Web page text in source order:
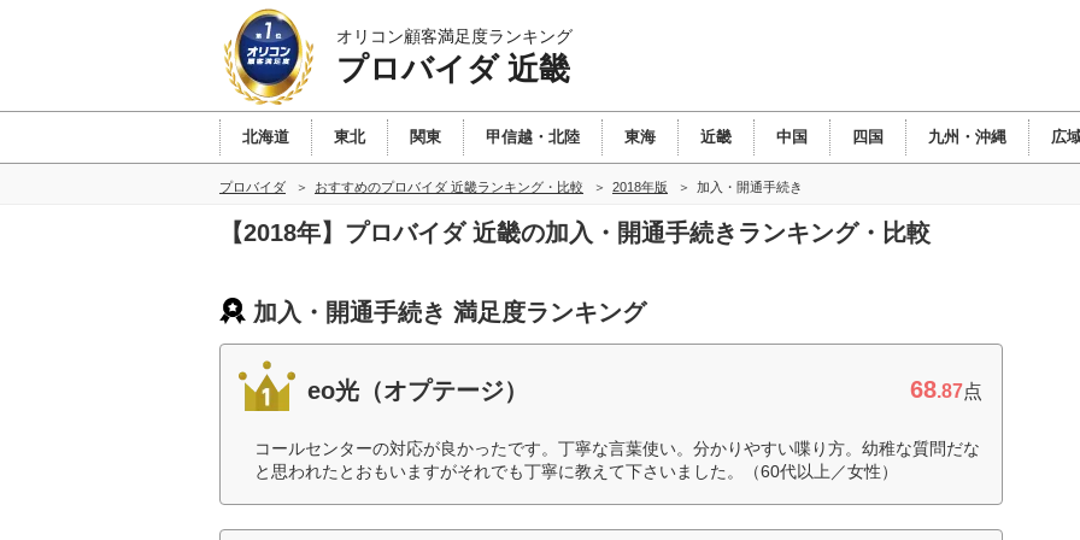
オリコン顧客満足度ランキング
プロバイダ 近畿
北海道 東北 関東 甲信越・北陸 東海 近畿 中国 四国 九州・沖縄 広
プロバイダ おすすめのプロバイダ 近畿ランキング・比較 2018年版 加入・開通手続き
【2018年】プロバイダ 近畿の加入・開通手続きランキング・比較
加入・開通手続き 満足度ランキング
eo光（オプテージ） 68.87点
コールセンターの対応が良かったです。丁寧な言葉使い。分かりやすい喋り方。幼稚な質問だな
と思われたとおもいますがそれでも丁寧に教えて下さいました。（60代以上／女性）